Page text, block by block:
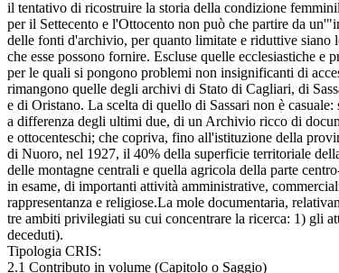
il tentativo di ricostruire la storia della condizione
per il Settecento e l'Ottocento non può che partire da
delle fonti d'archivio, per quanto limitate e riduttive siano
che esse possono fornire. Escluse quelle ecclesiastiche e
per le quali si pongono problemi non insignificanti di
rimangono quelle degli archivi di Stato di Cagliari, di
e di Oristano. La scelta di quello di Sassari non è casuale:
a differenza degli ultimi due, di un Archivio ricco di
e ottocenteschi; che copriva, fino all'istituzione della
di Nuoro, nel 1927, il 40% della superficie territoriale
delle montagne centrali e quella agricola della parte
in esame, di importanti attività amministrative,
rappresentanza e religiose.La mole documentaria,
tre ambiti privilegiati su cui concentrare la ricerca: 1) gli
deceduti).
Tipologia CRIS:
2.1 Contributo in volume (Capitolo o Saggio)